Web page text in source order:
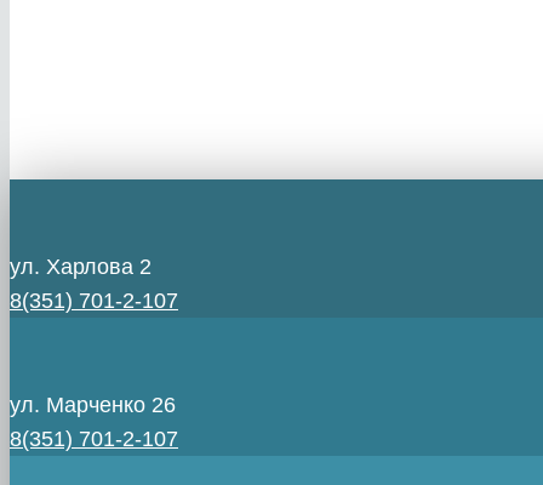
ул. Харлова 2
8(351) 701-2-107
ул. Марченко 26
8(351) 701-2-107